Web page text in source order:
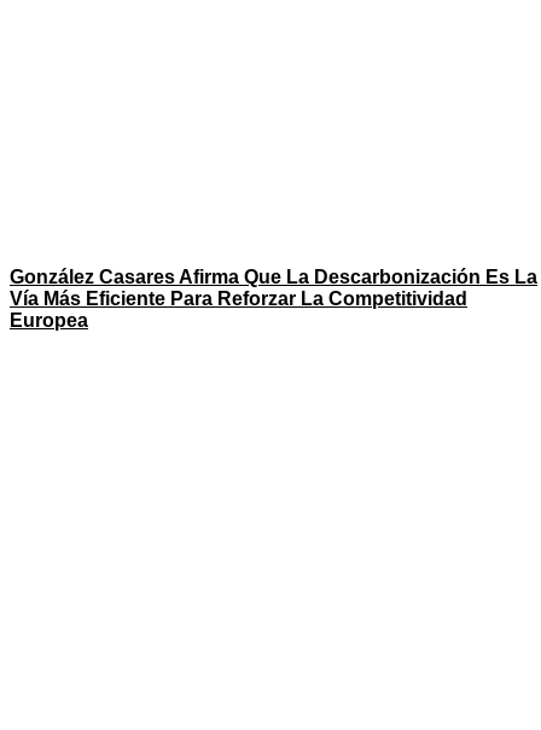
González Casares Afirma Que La Descarbonización Es La
Vía Más Eficiente Para Reforzar La Competitividad
Europea